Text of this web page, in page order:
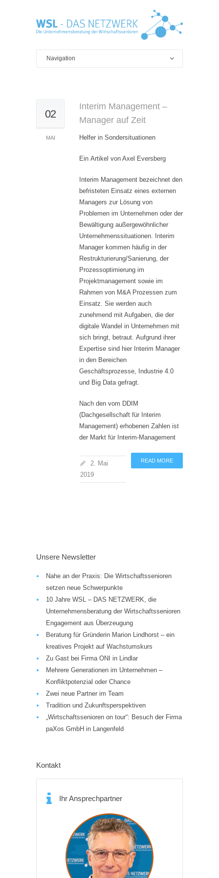
02
MAI
Interim Management –
Manager auf Zeit
Helfer in Sondersituationen
Ein Artikel von Axel Eversberg
Interim Management bezeichnet den
befristeten Einsatz eines externen
Managers zur Lösung von
Problemen im Unternehmen oder der
Bewältigung außergewöhnlicher
Unternehmenssituationen. Interim
Manager kommen häufig in der
Restrukturierung/Sanierung, der
Prozessoptimierung im
Projektmanagement sowie im
Rahmen von M&A Prozessen zum
Einsatz. Sie werden auch
zunehmend mit Aufgaben, die der
digitale Wandel in Unternehmen mit
sich bringt, betraut. Aufgrund ihrer
Expertise sind hier Interim Manager
in den Bereichen
Geschäftsprozesse, Industrie 4.0
und Big Data gefragt.
Nach den vom DDIM
(Dachgesellschaft für Interim
Management) erhobenen Zahlen ist
der Markt für Interim-Management
READ MORE
2. Mai
2019
Unsere Newsletter
Nahe an der Praxis: Die Wirtschaftssenioren
setzen neue Schwerpunkte
10 Jahre WSL – DAS NETZWERK, die
Unternehmensberatung der Wirtschaftssenioren
Engagement aus Überzeugung
Beratung für Gründerin Marion Lindhorst – ein
kreatives Projekt auf Wachstumskurs
Zu Gast bei Firma ONI in Lindlar
Mehrere Generationen im Unternehmen –
Konfliktpotenzial oder Chance
Zwei neue Partner im Team
Tradition und Zukunftsperspektiven
„Wirtschaftssenioren on tour“: Besuch der Firma
paXos GmbH in Langenfeld
Kontakt
Ihr Ansprechpartner